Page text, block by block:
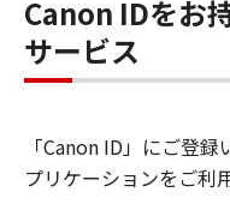
Canon IDをお
サービス
「Canon ID」にご登
プリケーションをご利